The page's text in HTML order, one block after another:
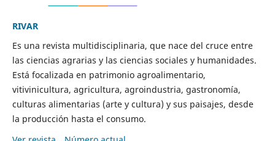
RIVAR
Es una revista multidisciplinaria, que nace del cruce entre
las ciencias agrarias y las ciencias sociales y humanidades.
Está focalizada en patrimonio agroalimentario,
vitivinicultura, agricultura, agroindustria, gastronomía,
culturas alimentarias (arte y cultura) y sus paisajes, desde
la producción hasta el consumo.